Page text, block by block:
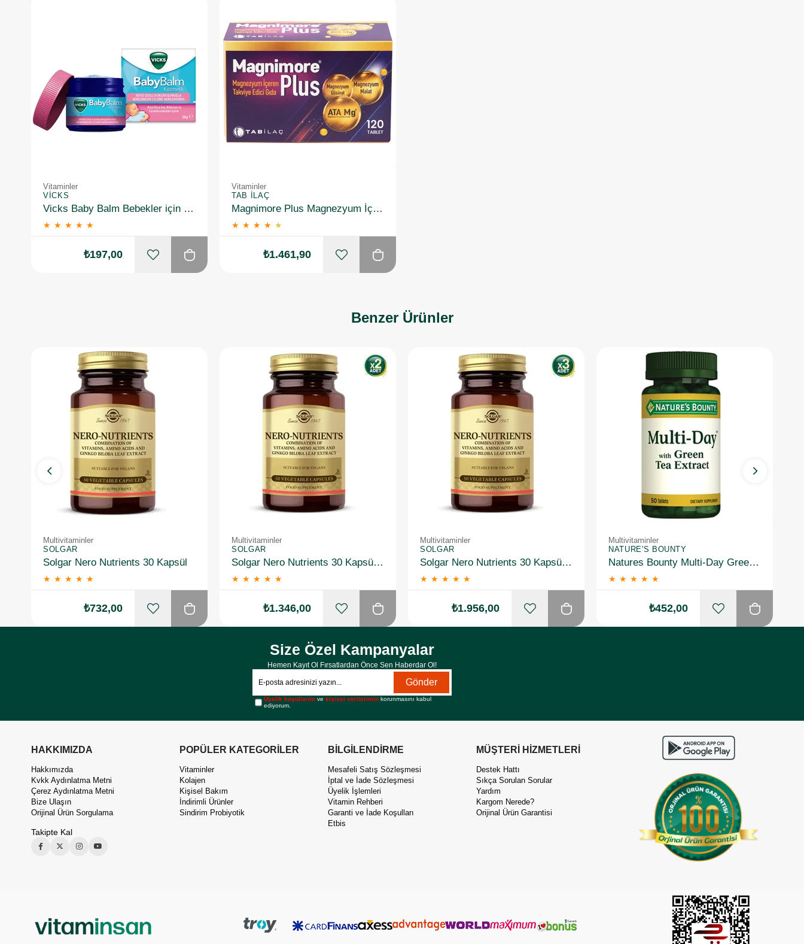
Vitaminler
VICKS
Vicks Baby Balm Bebekler için Nemlendirici 50 gr
★ ★ ★ ★ ★
₺197,00
Vitaminler
TAB İLAÇ
Magnimore Plus Magnezyum İçeren Takviye Edici Gıda 120 Tablet
★ ★ ★ ★ ★
₺1.461,90
Benzer Ürünler
Multivitaminler
SOLGAR
Solgar Nero Nutrients 30 Kapsül
★ ★ ★ ★ ★
₺732,00
Multivitaminler
SOLGAR
Solgar Nero Nutrients 30 Kapsül 2 Adet
★ ★ ★ ★ ★
₺1.346,00
Multivitaminler
SOLGAR
Solgar Nero Nutrients 30 Kapsül 3 Adet
★ ★ ★ ★ ★
₺1.956,00
Multivitaminler
NATURE'S BOUNTY
Natures Bounty Multi-Day Green Tea Extract Takviye Edici Gıda 50 Tablet
★ ★ ★ ★ ★
₺452,00
Size Özel Kampanyalar
Hemen Kayıt Ol Fırsatlardan Önce Sen Haberdar Ol!
Gönder
Üyelik koşullarını vekişisel verilerimin korunmasını kabul
ediyorum.
HAKKIMIZDA
Hakkımızda
Kvkk Aydınlatma Metni
Çerez Aydınlatma Metni
Bize Ulaşın
Orijinal Ürün Sorgulama
Takipte Kal
POPÜLER KATEGORİLER
Vitaminler
Kolajen
Kişisel Bakım
İndirimli Ürünler
Sindirim Probiyotik
BİLGİLENDİRME
Mesafeli Satış Sözleşmesi
İptal ve İade Sözleşmesi
Üyelik İşlemleri
Vitamin Rehberi
Garanti ve İade Koşulları
Etbis
MÜŞTERİ HİZMETLERİ
Destek Hattı
Sıkça Sorulan Sorular
Yardım
Kargom Nerede?
Orijinal Ürün Garantisi